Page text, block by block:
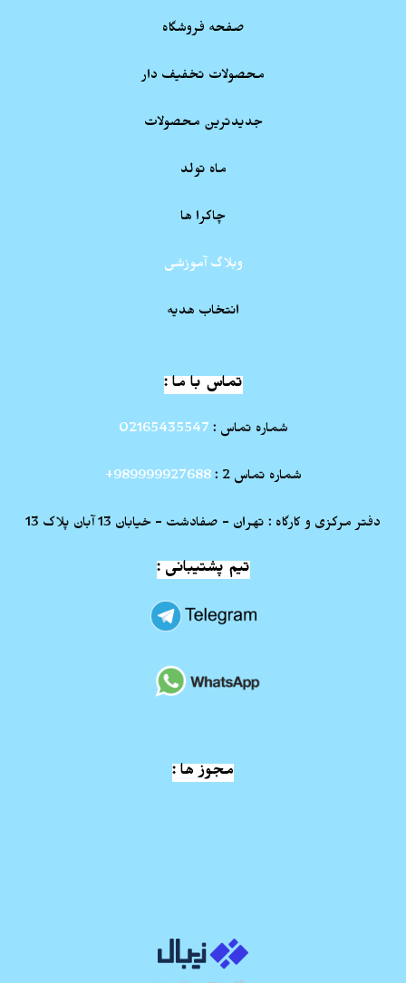
صفحه فروشگاه
محصولات تخفیف دار
جدیدترین محصولات
ماه تولد
چاکرا ها
وبلاگ آموزشی
انتخاب هدیه
تماس با ما :
شماره تماس : 02165435547
شماره تماس 2 : 989999927688+
دفتر مرکزی و کارگاه : تهران - صفادشت - خیابان 13 آبان پلاک 13
تیم پشتیبانی :
مجوز ها :